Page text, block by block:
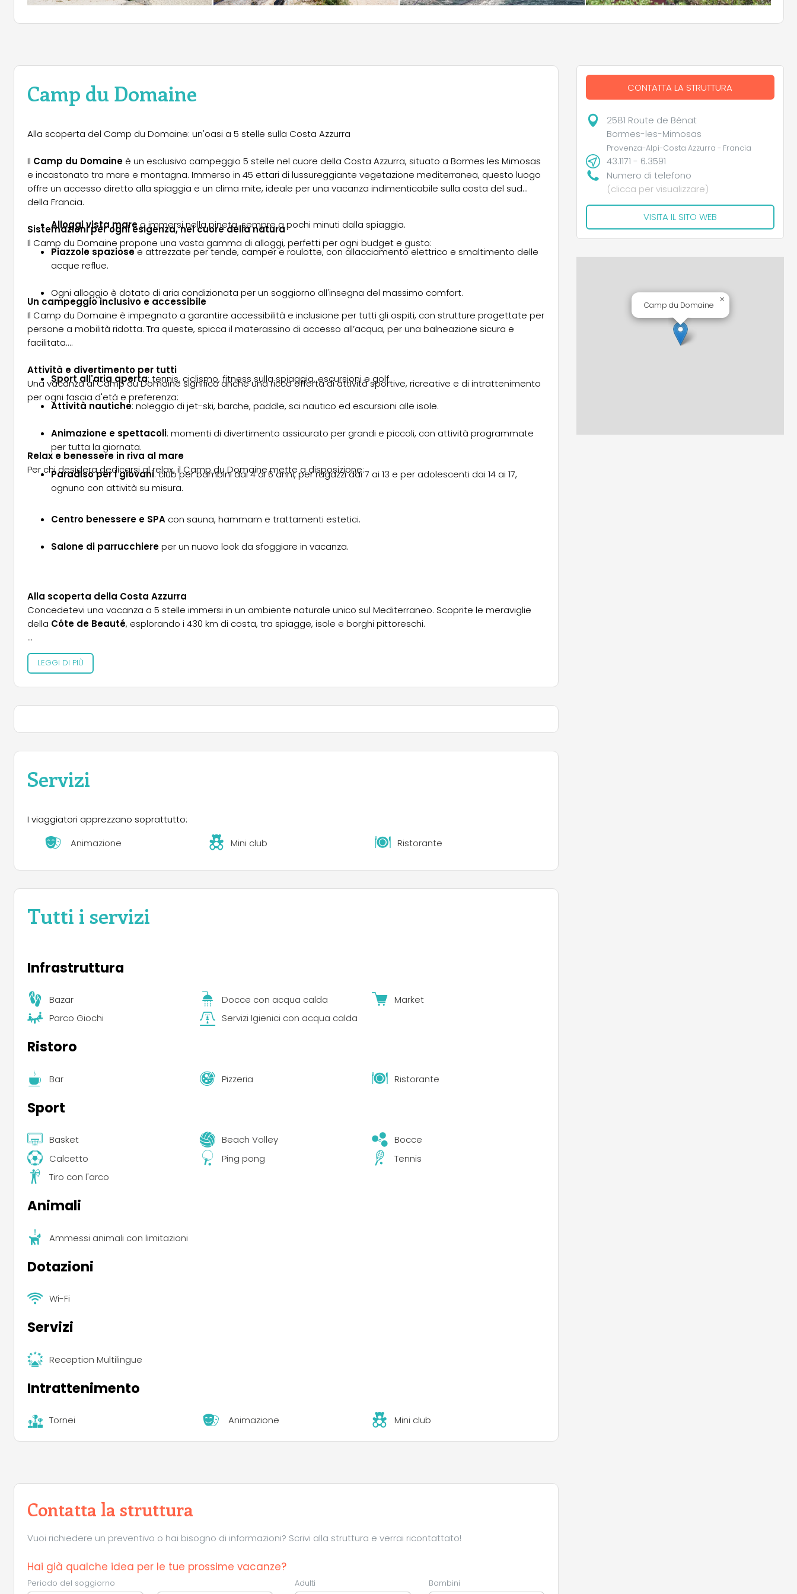
Camp du Domaine
Alla scoperta del Camp du Domaine: un'oasi a 5 stelle sulla Costa Azzurra
Il Camp du Domaine è un esclusivo campeggio 5 stelle nel cuore della Costa Azzurra, situato a Bormes les Mimosas
e incastonato tra mare e montagna. Immerso in 45 ettari di lussureggiante vegetazione mediterranea, questo luogo
offre un accesso diretto alla spiaggia e un clima mite, ideale per una vacanza indimenticabile sulla costa del sud
della Francia.
Sistemazioni per ogni esigenza, nel cuore della natura
Il Camp du Domaine propone una vasta gamma di alloggi, perfetti per ogni budget e gusto:
Alloggi vista mareo immersi nella pineta, sempre a pochi minuti dalla spiaggia.
Piazzole spaziosee attrezzate per tende, camper e roulotte, con allacciamento elettrico e smaltimento delle
acque reflue.
Ogni alloggio è dotato di aria condizionata per un soggiorno all'insegna del massimo comfort.
Un campeggio inclusivo e accessibile
Il Camp du Domaine è impegnato a garantire accessibilità e inclusione per tutti gli ospiti, con strutture progettate per
persone a mobilità ridotta. Tra queste, spicca il materassino di accesso all’acqua, per una balneazione sicura e
facilitata.
Attività e divertimento per tutti
Una vacanza al Camp du Domaine significa anche una ricca offerta di attività sportive, ricreative e di intrattenimento
per ogni fascia d'età e preferenza:
Sport all'aria aperta: tennis, ciclismo, fitness sulla spiaggia, escursioni e golf.
Attività nautiche: noleggio di jet-ski, barche, paddle, sci nautico ed escursioni alle isole.
Animazione e spettacoli: momenti di divertimento assicurato per grandi e piccoli, con attività programmate
per tutta la giornata.
Paradiso per i giovani: club per bambini dai 4 ai 6 anni, per ragazzi dai 7 ai 13 e per adolescenti dai 14 ai 17,
ognuno con attività su misura.
Relax e benessere in riva al mare
Per chi desidera dedicarsi al relax, il Camp du Domaine mette a disposizione:
Centro benessere e SPA con sauna, hammam e trattamenti estetici.
Salone di parrucchiereper un nuovo look da sfoggiare in vacanza.
Alla scoperta della Costa Azzurra
Concedetevi una vacanza a 5 stelle immersi in un ambiente naturale unico sul Mediterraneo. Scoprite le meraviglie
della Côte de Beauté, esplorando i 430 km di costa, tra spiagge, isole e borghi pittoreschi.
Prenotate oggi stesso il vostro soggiorno al
natura!
LEGGI DI PIÙ
Servizi
I viaggiatori apprezzano soprattutto:
Animazione
Mini club Ristorante
Tutti i servizi
Infrastruttura
Bazar Docce con acqua calda
Market
Parco Giochi
Servizi Igienici con acqua calda
Ristoro
Bar Pizzeria Ristorante
Sport
Basket Beach Volley
Bocce
Calcetto
Ping pong
Tennis
Tiro con l'arco
Animali
Ammessi animali con limitazioni
Dotazioni
Wi-Fi
Servizi
Reception Multilingue
Intrattenimento
Tornei Animazione Mini club
Contatta la struttura
Vuoi richiedere un preventivo o hai bisogno di informazioni? Scrivi alla struttura e verrai ricontattato!
Hai già qualche idea per le tue prossime vacanze?
Periodo del soggiorno Adulti Bambini
CONTATTA LA STRUTTURA
2581 Route de Bénat
Bormes-les-Mimosas
Provenza-Alpi-Costa Azzurra - Francia
43.1171 - 6.3591
Numero di telefono
(clicca per visualizzare)
VISITA IL SITO WEB
Camp du Domaine
×